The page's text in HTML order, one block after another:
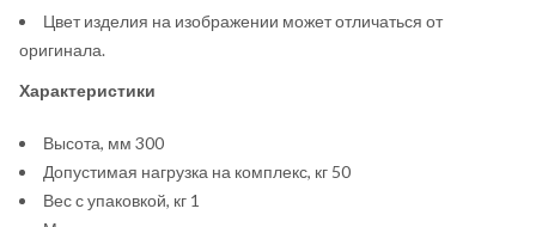
Цвет изделия на изображении может отличаться от
оригинала.
Характеристики
Высота, мм 300
Допустимая нагрузка на комплекс, кг 50
Вес с упаковкой, кг 1